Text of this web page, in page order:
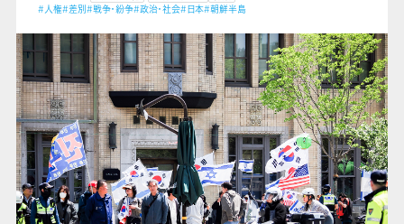
#人権#差別#戦争・紛争#政治・社会#日本#朝鮮半島